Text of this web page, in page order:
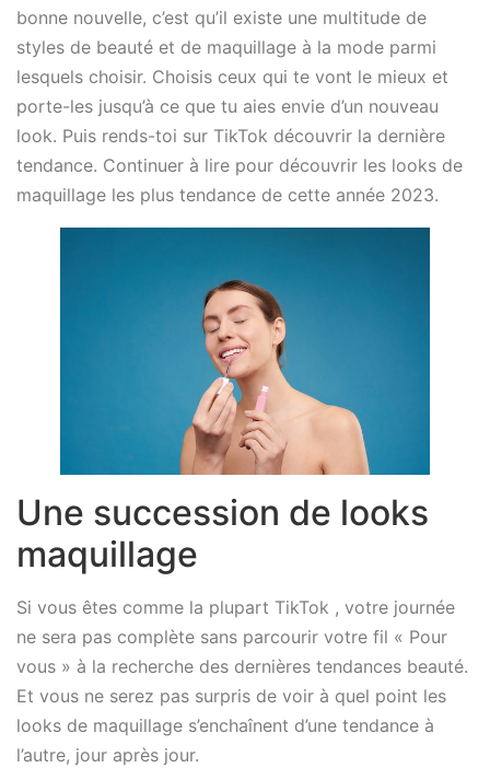
bonne nouvelle, c’est qu’il existe une multitude de
styles de beauté et de maquillage à la mode parmi
lesquels choisir. Choisis ceux qui te vont le mieux et
porte-les jusqu’à ce que tu aies envie d’un nouveau
look. Puis rends-toi sur TikTok découvrir la dernière
tendance. Continuer à lire pour découvrir les looks de
maquillage les plus tendance de cette année 2023.
Une succession de looks
maquillage
Si vous êtes comme la plupart TikTok , votre journée
ne sera pas complète sans parcourir votre fil « Pour
vous » à la recherche des dernières tendances beauté.
Et vous ne serez pas surpris de voir à quel point les
looks de maquillage s’enchaînent d’une tendance à
l’autre, jour après jour.